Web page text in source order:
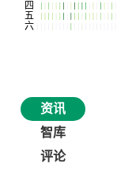
资讯
智库
评论